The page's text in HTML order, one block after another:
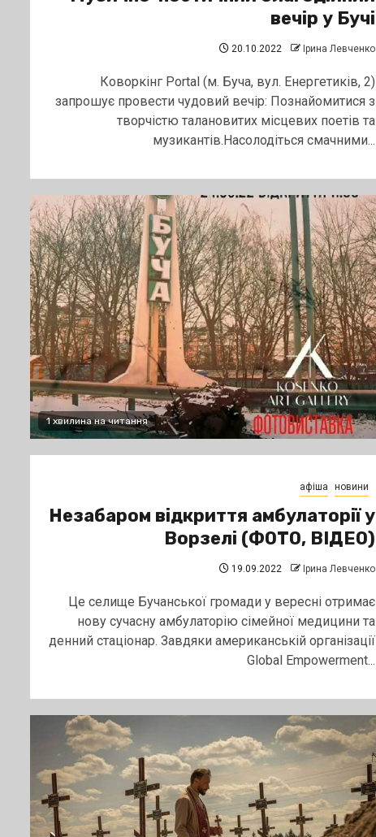
вечір у Бучі
20.10.2022 Ірина Левченко
Коворкінг Portal (м. Буча, вул. Енергетиків, 2)
запрошує провести чудовий вечір: Познайомитися з
творчістю талановитих місцевих поетів та
музикантів.Насолодіться смачними...
1 хвилина на читання
афіша новини
Незабаром відкриття амбулаторії у
Ворзелі (ФОТО, ВІДЕО)
19.09.2022 Ірина Левченко
Це селище Бучанської громади у вересні отримає
нову сучасну амбулаторію сімейної медицини та
денний стаціонар. Завдяки американській організації
Global Empowerment...